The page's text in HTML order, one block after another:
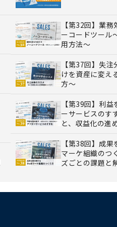
【第32回】業
ーコードツール
用方法～
【第37回】失
けを資産に変え
方～
【第39回】利
ーサービスのす
と、収益化の進
【第38回】成
マーケ組織のつ
ズごとの課題と